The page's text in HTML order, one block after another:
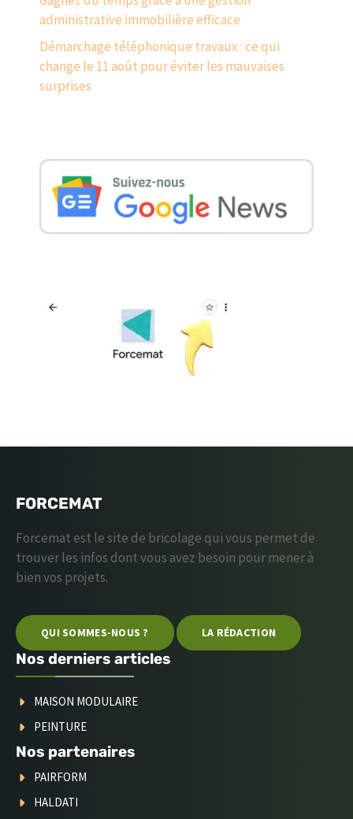
administrative immobilière efficace
Démarchage téléphonique travaux : ce qui
change le 11 août pour éviter les mauvaises
surprises
FORCEMAT
Forcemat est le site de bricolage qui vous permet de
trouver les infos dont vous avez besoin pour mener à
bien vos projets.
QUI SOMMES-NOUS ? LA RÉDACTION
Nos derniers articles
MAISON MODULAIRE
PEINTURE
Nos partenaires
PAIRFORM
HALDATI